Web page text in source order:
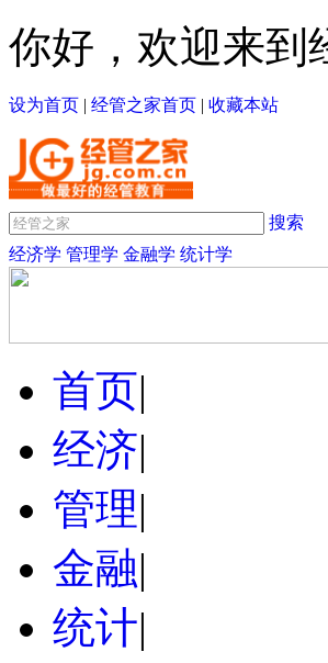
你好，欢迎来到
设为首页 | 经管之家首页 | 收藏本站
搜索
经济学 管理学 金融学 统计学
首页|
经济|
管理|
金融|
统计|